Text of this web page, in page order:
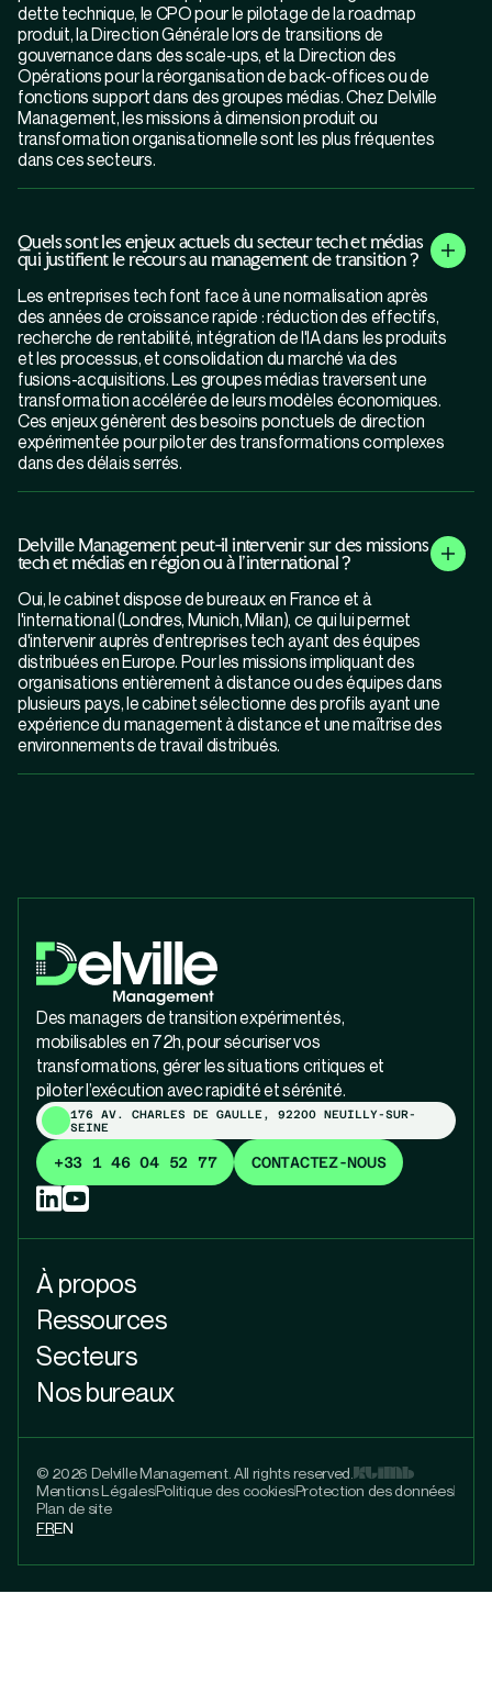
dette technique, le CPO pour le pilotage de la roadmap
produit, la Direction Générale lors de transitions de
gouvernance dans des scale-ups, et la Direction des
Opérations pour la réorganisation de back-offices ou de
fonctions support dans des groupes médias. Chez Delville
Management, les missions à dimension produit ou
transformation organisationnelle sont les plus fréquentes
dans ces secteurs.
Quels sont les enjeux actuels du secteur tech et médias
qui justifient le recours au management de transition ?
Les entreprises tech font face à une normalisation après
des années de croissance rapide : réduction des effectifs,
recherche de rentabilité, intégration de l'IA dans les produits
et les processus, et consolidation du marché via des
fusions-acquisitions. Les groupes médias traversent une
transformation accélérée de leurs modèles économiques.
Ces enjeux génèrent des besoins ponctuels de direction
expérimentée pour piloter des transformations complexes
dans des délais serrés.
Delville Management peut-il intervenir sur des missions
tech et médias en région ou à l'international ?
Oui, le cabinet dispose de bureaux en France et à
l'international (Londres, Munich, Milan), ce qui lui permet
d'intervenir auprès d'entreprises tech ayant des équipes
distribuées en Europe. Pour les missions impliquant des
organisations entièrement à distance ou des équipes dans
plusieurs pays, le cabinet sélectionne des profils ayant une
expérience du management à distance et une maîtrise des
environnements de travail distribués.
Des managers de transition expérimentés,
mobilisables en 72h, pour sécuriser vos
transformations, gérer les situations critiques et
piloter l’exécution avec rapidité et sérénité.
176 AV. CHARLES DE GAULLE, 92200 NEUILLY-SUR-
SEINE
+33 1 46 04 52 77 CONTACTEZ-NOUS
À propos
Ressources
Secteurs
Nos bureaux
© 2026 Delville Management. All rights reserved.
Mentions LégalesPolitique des cookiesProtection des données
Plan de site
FREN